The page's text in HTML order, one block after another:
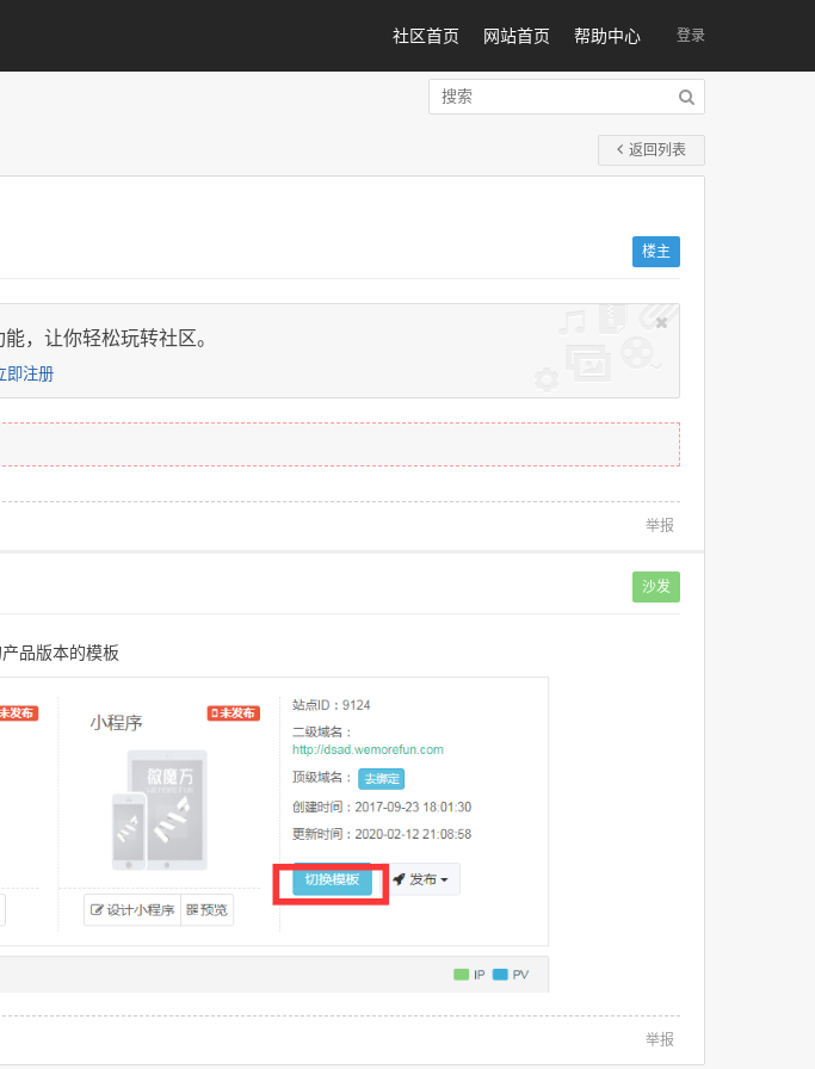
登录
社区首页 网站首页 帮助中心
返回列表
楼主
，让你轻松玩转社区。
即注册
举报
沙发
品版本的模板
举报